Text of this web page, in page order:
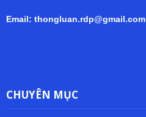
Email: thongluan.rdp@gmail.com
CHUYÊN MỤC